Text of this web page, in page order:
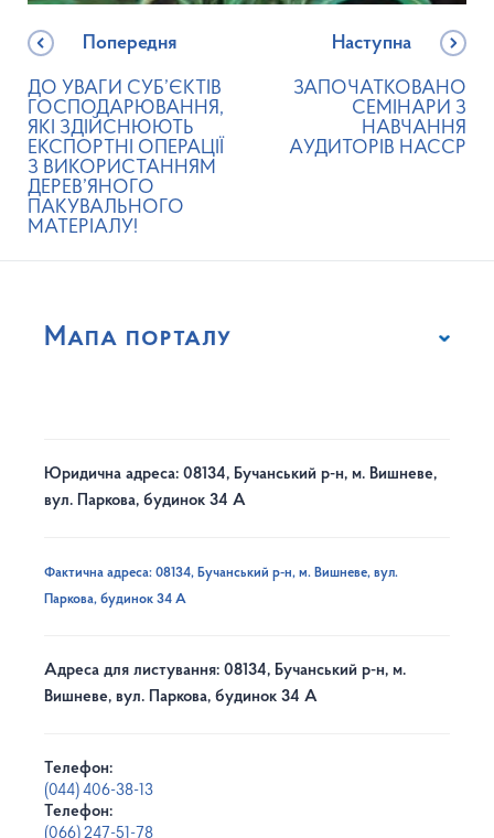
Попередня
ДО УВАГИ СУБ’ЄКТІВ
ГОСПОДАРЮВАННЯ,
ЯКІ ЗДІЙСНЮЮТЬ
ЕКСПОРТНІ ОПЕРАЦІЇ
З ВИКОРИСТАННЯМ
ДЕРЕВ’ЯНОГО
ПАКУВАЛЬНОГО
МАТЕРІАЛУ!
Наступна
ЗАПОЧАТКОВАНО
СЕМІНАРИ З
НАВЧАННЯ
АУДИТОРІВ НАССР
Мапа порталу
Юридична адреса: 08134, Бучанський р-н, м. Вишневе,
вул. Паркова, будинок 34 А
Фактична адреса: 08134, Бучанський р-н, м. Вишневе, вул.
Паркова, будинок 34 А
Адреса для листування: 08134, Бучанський р-н, м.
Вишневе, вул. Паркова, будинок 34 А
Телефон:
(044) 406-38-13
Телефон:
(066) 247-51-78